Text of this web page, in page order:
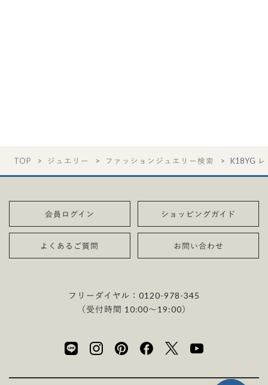
TOP ジュエリー ファッションジュエリー検索 K18YG
会員ログイン ショッピングガイド
よくあるご質問 お問い合わせ
フリーダイヤル：0120-978-345
（受付時間 10:00〜19:00）